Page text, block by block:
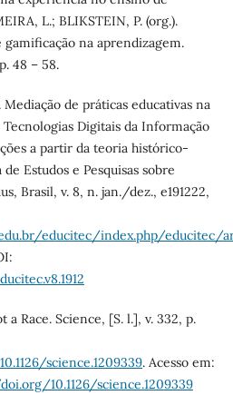
L.; BLIKSTEIN, P. (org.).
na aprendizagem.
48 – 58.
Mediação de práticas educativas na
Digitais da Informação
a partir da teoria histórico-
Estudos e Pesquisas sobre
Brasil, v. 8, n. jan./dez., e191222,
educitec/index.php/educitec/
a Race. Science, [S. l.], v. 332, p.
science.1209339. Acesso em:
10.1126/science.1209339